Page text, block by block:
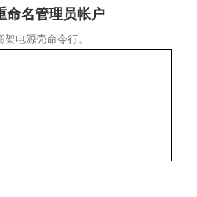
命名管理员帐户
电源壳命令行。